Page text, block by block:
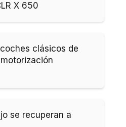
X 650
clásicos de
se recuperan a